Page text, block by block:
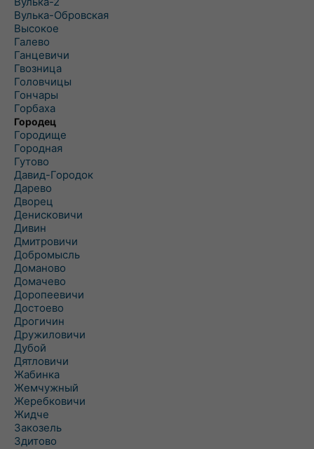
Вулька-Обровская
Высокое
Галево
Ганцевичи
Гвозница
Головчицы
Гончары
Горбаха
Городец
Городище
Городная
Гутово
Давид-Городок
Дарево
Дворец
Денисковичи
Дивин
Дмитровичи
Добромысль
Доманово
Домачево
Доропеевичи
Достоево
Дрогичин
Дружиловичи
Дубой
Дятловичи
Жабинка
Жемчужный
Жеребковичи
Жидче
Закозель
Здитово